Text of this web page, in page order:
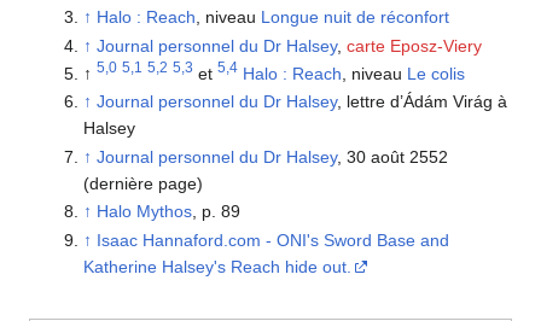
↑ Halo : Reach, niveau Longue nuit de réconfort
↑ Journal personnel du Dr Halsey, carte Eposz-Viery
↑ 5,0 5,1 5,2 5,3 et 5,4 Halo : Reach , niveau Le colis
↑ Journal personnel du Dr Halsey, lettre d’Ádám Virág à
Halsey
↑ Journal personnel du Dr Halsey, 30 août 2552
(dernière page)
↑ Halo Mythos, p. 89
↑ Isaac Hannaford.com - ONI's Sword Base and
Katherine Halsey's Reach hide out.